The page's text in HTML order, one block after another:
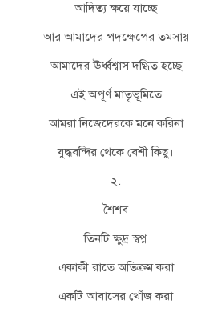
আদিত্য ক্ষয়ে যাচ্ছে
আর আমাদের পদক্ষেপের তমসায়
আমাদের ঊর্ধ্বশ্বাস দগ্ধিত হচ্ছে
এই অপূর্ণ মাতৃভূমিতে
আমরা নিজেদেরকে মনে করিনা
যুদ্ধবন্দির থেকে বেশী কিছু।
২.
শৈশব
তিনটি ক্ষুদ্র স্বপ্ন
একাকী রাতে অতিক্রম করা
একটি আবাসের খোঁজ করা